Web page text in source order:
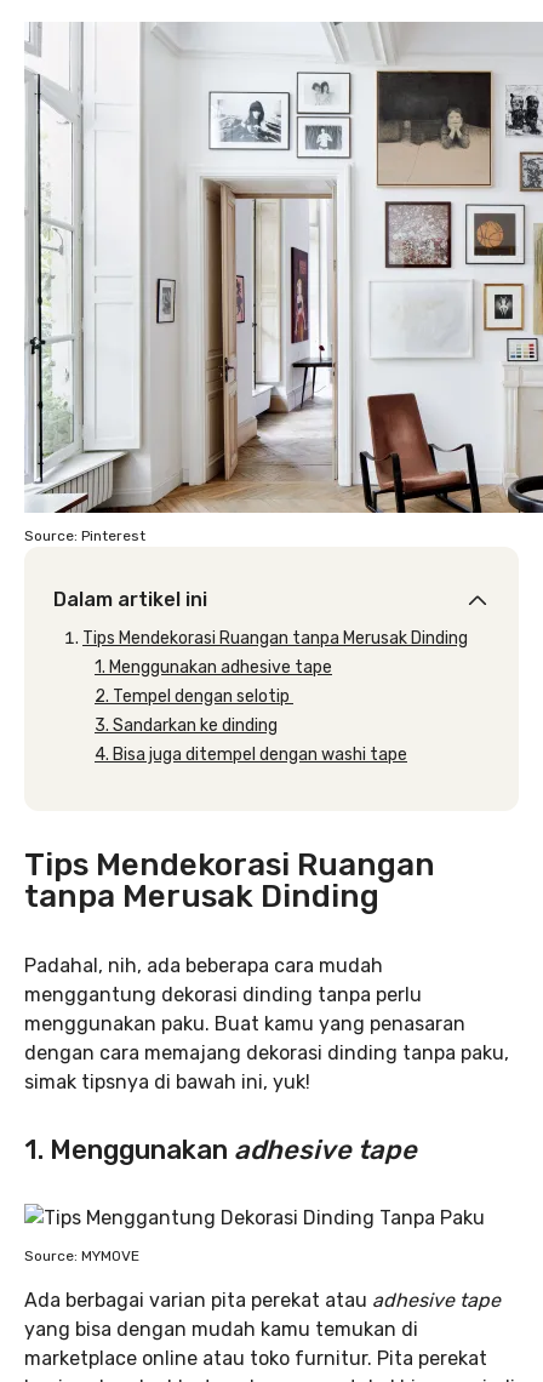
Source: Pinterest
Dalam artikel ini
Tips Mendekorasi Ruangan tanpa Merusak Dinding
1. Menggunakan adhesive tape
2. Tempel dengan selotip
3. Sandarkan ke dinding
4. Bisa juga ditempel dengan washi tape
Tips Mendekorasi Ruangan
tanpa Merusak Dinding
Padahal, nih, ada beberapa cara mudah
menggantung dekorasi dinding tanpa perlu
menggunakan paku. Buat kamu yang penasaran
dengan cara memajang dekorasi dinding tanpa paku,
simak tipsnya di bawah ini, yuk!
1. Menggunakan adhesive tape
Source: MYMOVE
Ada berbagai varian pita perekat atau adhesive tape
yang bisa dengan mudah kamu temukan di
marketplace online atau toko furnitur. Pita perekat